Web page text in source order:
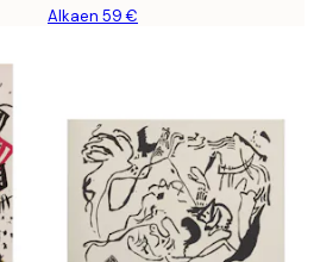
Alkaen 59 €